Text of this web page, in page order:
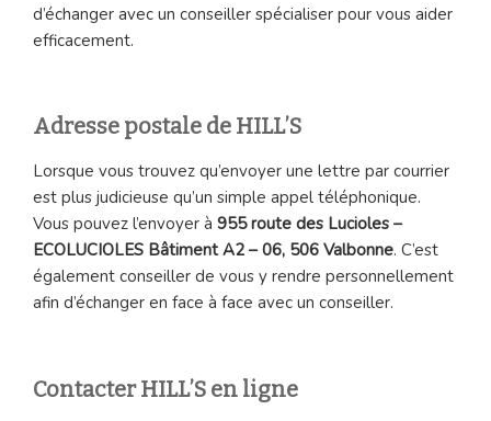
d’échanger avec un conseiller spécialiser pour vous aider
efficacement.
Adresse postale de HILL’S
Lorsque vous trouvez qu’envoyer une lettre par courrier
est plus judicieuse qu’un simple appel téléphonique.
Vous pouvez l’envoyer à 955 route des Lucioles –
ECOLUCIOLES Bâtiment A2 – 06, 506 Valbonne. C’est
également conseiller de vous y rendre personnellement
afin d’échanger en face à face avec un conseiller.
Contacter HILL’S en ligne